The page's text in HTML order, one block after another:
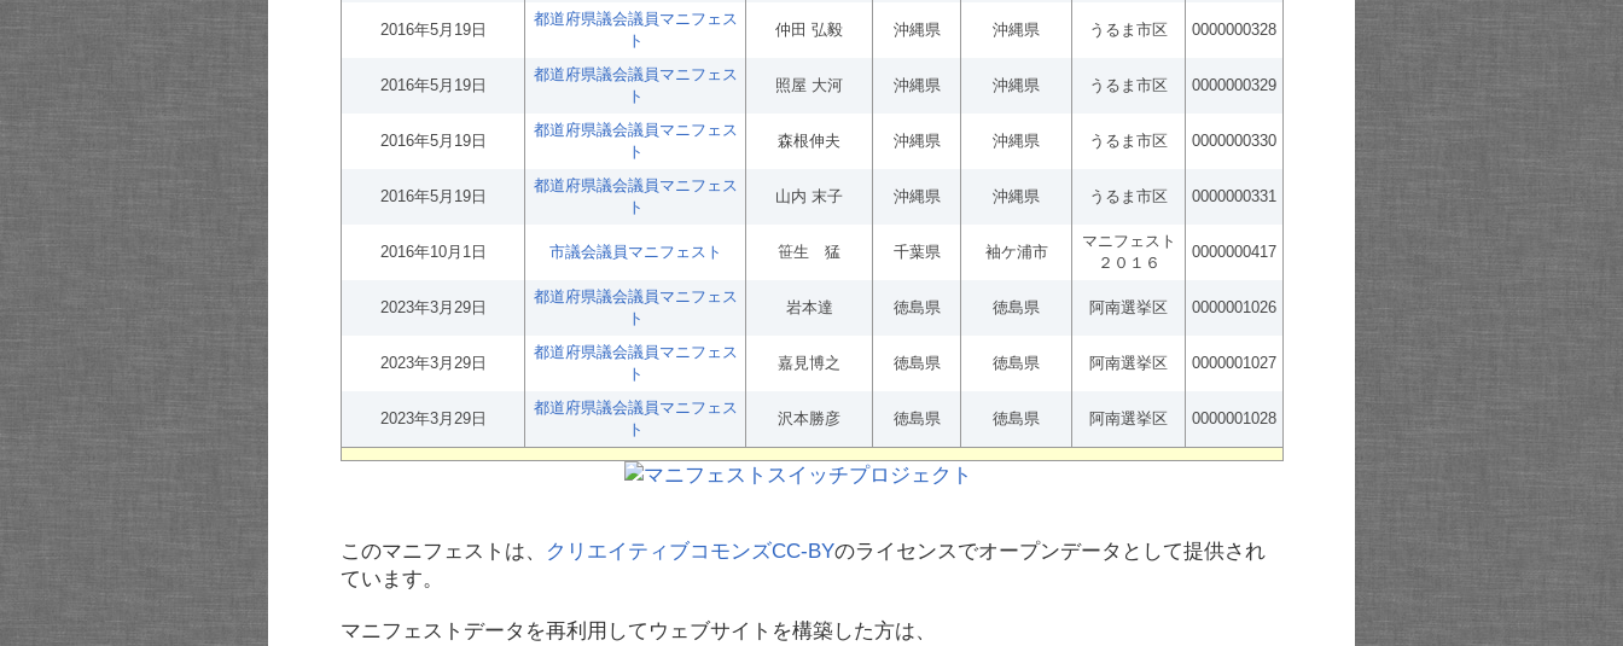
2016年5月19日
都道府県議会議員マニフェス
ト
仲田 弘毅 沖縄県 沖縄県 うるま市区 0000000328
2016年5月19日
都道府県議会議員マニフェス
ト
照屋 大河 沖縄県 沖縄県 うるま市区 0000000329
2016年5月19日
都道府県議会議員マニフェス
ト
森根伸夫 沖縄県 沖縄県 うるま市区 0000000330
2016年5月19日
都道府県議会議員マニフェス
ト
山内 末子 沖縄県 沖縄県 うるま市区 0000000331
2016年10月1日 市議会議員マニフェスト 笹生 猛 千葉県 袖ケ浦市
マニフェスト
２０１６
0000000417
2023年3月29日
都道府県議会議員マニフェス
ト
岩本達 徳島県 徳島県 阿南選挙区 0000001026
2023年3月29日
都道府県議会議員マニフェス
ト
嘉見博之 徳島県 徳島県 阿南選挙区 0000001027
2023年3月29日
都道府県議会議員マニフェス
ト
沢本勝彦 徳島県 徳島県 阿南選挙区 0000001028
このマニフェストは、 クリエイティブコモンズCC-BYのライセンスでオープンデータとして提供され
ています。
マニフェストデータを再利用してウェブサイトを構築した方は、